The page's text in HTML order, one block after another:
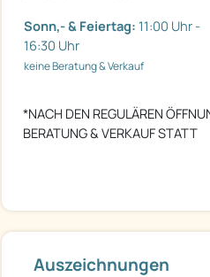
Sonn,- & Feiertag: 11:00 Uhr -
16:30 Uhr
keine Beratung & Verkauf
*NACH DEN REGULÄREN
BERATUNG & VERKAUF STATT
Auszeichnungen